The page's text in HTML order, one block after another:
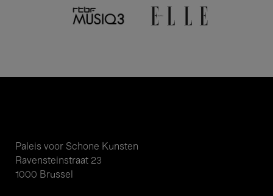
Paleis voor Schone Kunsten
Ravensteinstraat 23
1000 Brussel